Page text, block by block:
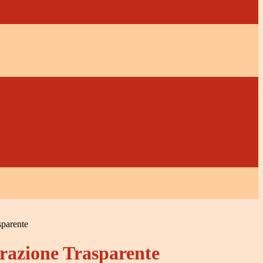
Trasparente